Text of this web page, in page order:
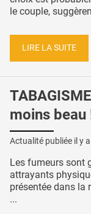
le couple,
LIRE LA SUITE
moins beau
Actualité publiée il y a
Les fumeurs sont
attrayants
présentée dans la
...